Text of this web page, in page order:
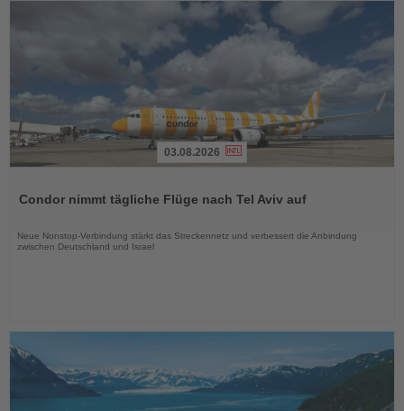
die
03.08.2026
Condor nimmt tägliche Flüge nach Tel Aviv auf
Neue Nonstop-Verbindung stärkt das Streckennetz und verbessert die Anbindung
zwischen Deutschland und Israel